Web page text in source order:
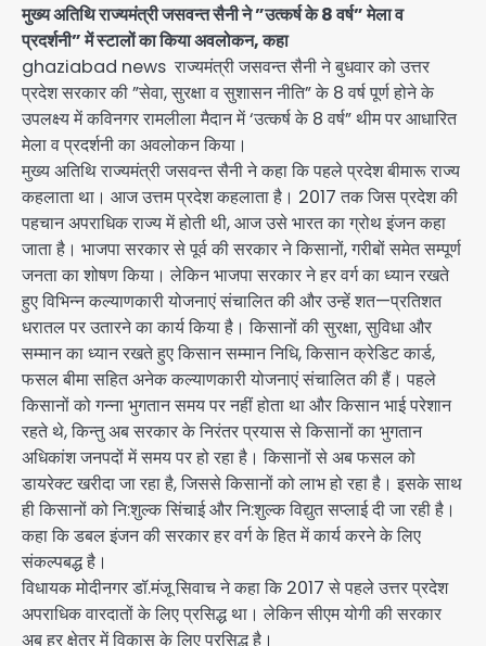
मुख्य अतिथि राज्यमंत्री जसवन्त सैनी ने ”उत्कर्ष के 8 वर्ष” मेला व
प्रदर्शनी” में स्टालों का किया अवलोकन, कहा
ghaziabad news राज्यमंत्री जसवन्त सैनी ने बुधवार को उत्तर
प्रदेश सरकार की ”सेवा, सुरक्षा व सुशासन नीति” के 8 वर्ष पूर्ण होने के
उपलक्ष्य में कविनगर रामलीला मैदान में ‘उत्कर्ष के 8 वर्ष” थीम पर आधारित
मेला व प्रदर्शनी का अवलोकन किया।
मुख्य अतिथि राज्यमंत्री जसवन्त सैनी ने कहा कि पहले प्रदेश बीमारू राज्य
कहलाता था। आज उत्तम प्रदेश कहलाता है। 2017 तक जिस प्रदेश की
पहचान अपराधिक राज्य में होती थी, आज उसे भारत का ग्रोथ इंजन कहा
जाता है। भाजपा सरकार से पूर्व की सरकार ने किसानों, गरीबों समेत सम्पूर्ण
जनता का शोषण किया। लेकिन भाजपा सरकार ने हर वर्ग का ध्यान रखते
हुए विभिन्न कल्याणकारी योजनाएं संचालित की और उन्हें शत—प्रतिशत
धरातल पर उतारने का कार्य किया है। किसानों की सुरक्षा, सुविधा और
सम्मान का ध्यान रखते हुए किसान सम्मान निधि, किसान क्रेडिट कार्ड,
फसल बीमा सहित अनेक कल्याणकारी योजनाएं संचालित की हैं। पहले
किसानों को गन्ना भुगतान समय पर नहीं होता था और किसान भाई परेशान
रहते थे, किन्तु अब सरकार के निरंतर प्रयास से किसानों का भुगतान
अधिकांश जनपदों में समय पर हो रहा है। किसानों से अब फसल को
डायरेक्ट खरीदा जा रहा है, जिससे किसानों को लाभ हो रहा है। इसके साथ
ही किसानों को नि:शुल्क सिंचाई और नि:शुल्क विद्युत सप्लाई दी जा रही है।
कहा कि डबल इंजन की सरकार हर वर्ग के हित में कार्य करने के लिए
संकल्पबद्ध है।
विधायक मोदीनगर डॉ.मंजू सिवाच ने कहा कि 2017 से पहले उत्तर प्रदेश
अपराधिक वारदातों के लिए प्रसिद्ध था। लेकिन सीएम योगी की सरकार
अब हर क्षेत्र में विकास के लिए प्रसिद्ध है।